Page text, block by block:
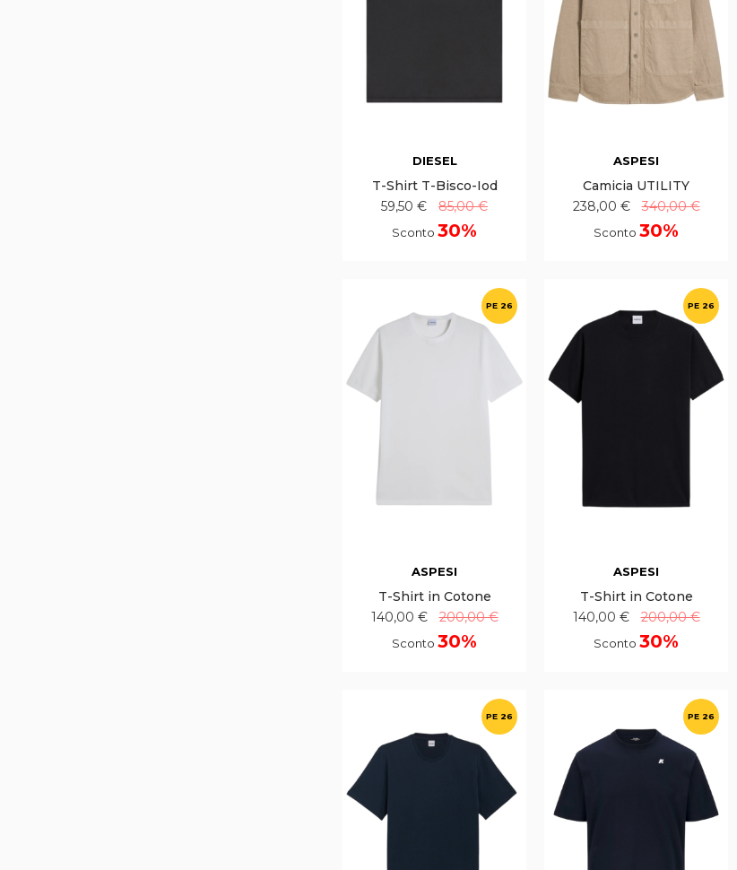
DIESEL
T-Shirt T-Bisco-Iod
59,50 €
85,00 €
Sconto 30%
ASPESI
Camicia UTILITY
238,00 €
340,00 €
Sconto 30%
PE 26
ASPESI
T-Shirt in Cotone
140,00 €
200,00 €
Sconto 30%
PE 26
ASPESI
T-Shirt in Cotone
140,00 €
200,00 €
Sconto 30%
PE 26 PE 26